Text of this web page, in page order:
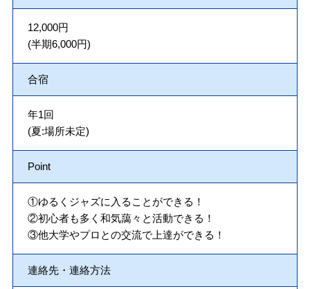
12,000円
(半期6,000円)
合宿
年1回
(夏:場所未定)
Point
①ゆるくジャズに入ることができる！
②初心者も多く和気藹々と活動できる！
③他大学やプロとの交流で上達ができる！
連絡先・連絡方法